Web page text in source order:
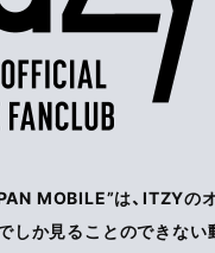
MOBILE”は、ITZYの
か見ることのできない